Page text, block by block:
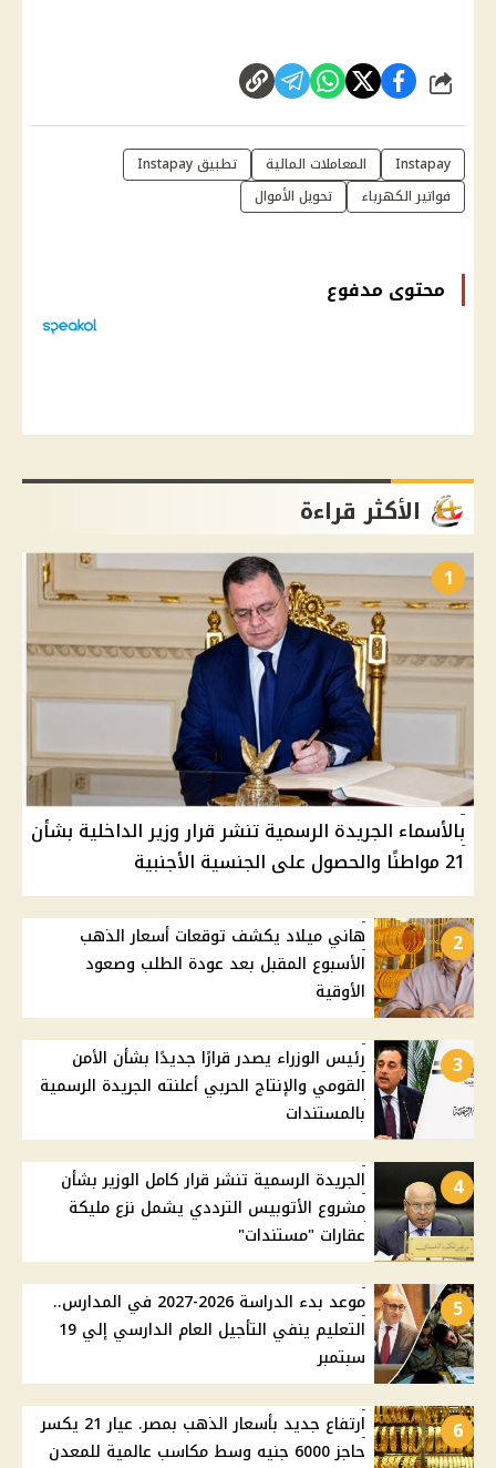
شارك
Instapay المعاملات المالية
تطبيق Instapay
فواتير الكهرباء
تحويل الأموال
محتوى مدفوع
الأكثر قراءة
1
بالأسماء الجريدة الرسمية تنشر قرار وزير الداخلية بشأن
21 مواطنًا والحصول على الجنسية الأجنبية
2
هاني ميلاد يكشف توقعات أسعار الذهب
الأسبوع المقبل بعد عودة الطلب وصعود
الأوقية
3
رئيس الوزراء يصدر قرارًا جديدًا بشأن الأمن
القومي والإنتاج الحربي أعلنته الجريدة الرسمية
بالمستندات
4
الجريدة الرسمية تنشر قرار كامل الوزير بشأن
مشروع الأتوبيس الترددي يشمل نزع مليكة
عقارات "مستندات"
5
موعد بدء الدراسة 2026-2027 في المدارس..
التعليم ينفي التأجيل العام الدارسي إلي 19
سبتمبر
6
ارتفاع جديد بأسعار الذهب بمصر. عيار 21 يكسر
حاجز 6000 جنيه وسط مكاسب عالمية للمعدن